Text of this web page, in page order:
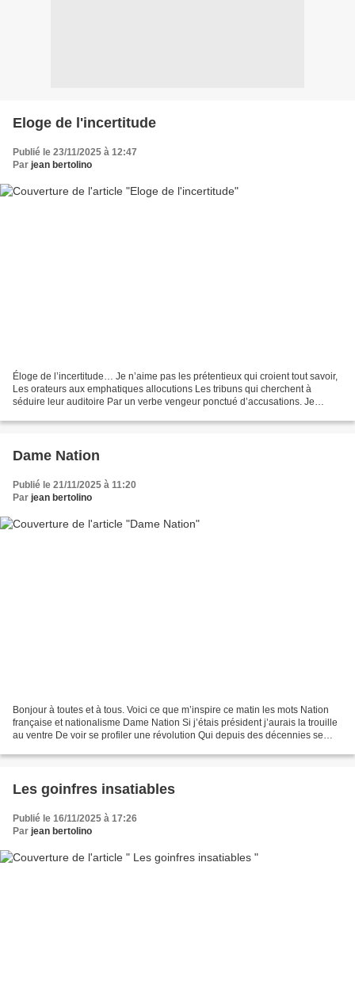
Eloge de l'incertitude
Publié le 23/11/2025 à 12:47
Par jean bertolino
Éloge de l’incertitude… Je n’aime pas les prétentieux qui croient tout savoir,
Les orateurs aux emphatiques allocutions Les tribuns qui cherchent à
séduire leur auditoire Par un verbe vengeur ponctué d’accusations. Je
Dame Nation
Publié le 21/11/2025 à 11:20
Par jean bertolino
Bonjour à toutes et à tous. Voici ce que m’inspire ce matin les mots Nation
française et nationalisme Dame Nation Si j’étais président j’aurais la trouille
au ventre De voir se profiler une révolution Qui depuis des décennies se
Les goinfres insatiables
Publié le 16/11/2025 à 17:26
Par jean bertolino